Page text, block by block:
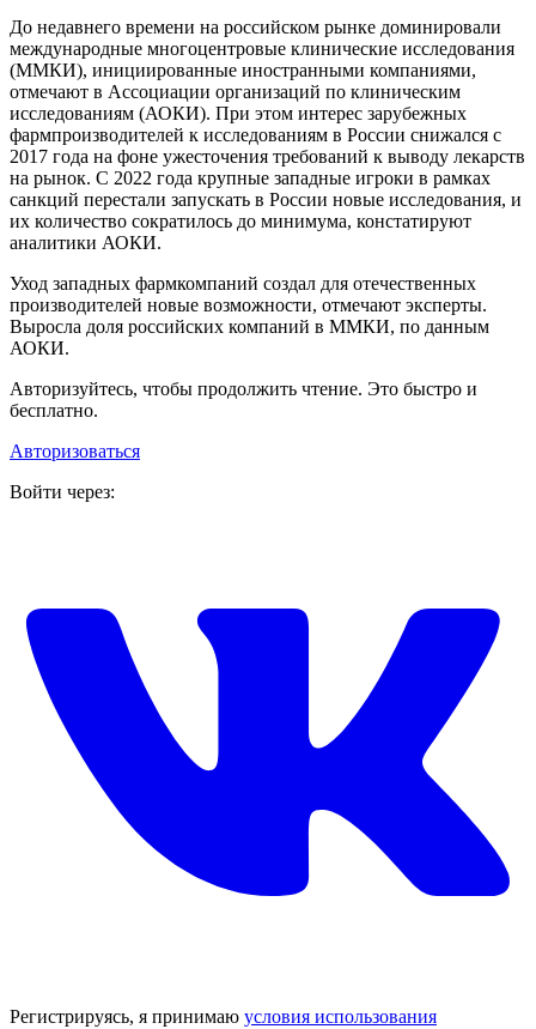
До недавнего времени на российском рынке доминировали
международные многоцентровые клинические исследования
(ММКИ), инициированные иностранными компаниями,
отмечают в Ассоциации организаций по клиническим
исследованиям (АОКИ). При этом интерес зарубежных
фармпроизводителей к исследованиям в России снижался с
2017 года на фоне ужесточения требований к выводу лекарств
на рынок. С 2022 года крупные западные игроки в рамках
санкций перестали запускать в России новые исследования, и
их количество сократилось до минимума, констатируют
аналитики АОКИ.
Уход западных фармкомпаний создал для отечественных
производителей новые возможности, отмечают эксперты.
Выросла доля российских компаний в ММКИ, по данным
АОКИ.
Авторизуйтесь, чтобы продолжить чтение. Это быстро и
бесплатно.
Авторизоваться
Войти через:
Регистрируясь, я принимаю условия использования